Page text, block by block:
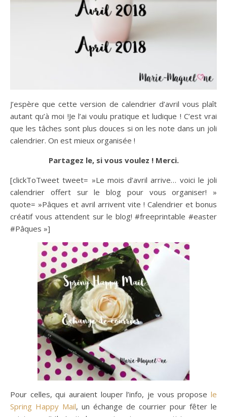
J’espère que cette version de calendrier d’avril vous plaît
autant qu’à moi !Je l’ai voulu pratique et ludique ! C’est vrai
que les tâches sont plus douces si on les note dans un joli
calendrier. On est mieux organisée !
Partagez le, si vous voulez ! Merci.
[clickToTweet tweet= »Le mois d’avril arrive… voici le joli
calendrier offert sur le blog pour vous organiser! »
quote= »Pâques et avril arrivent vite ! Calendrier et bonus
créatif vous attendent sur le blog! #freeprintable #easter
#Pâques »]
Pour celles, qui auraient louper l’info, je vous propose le
Spring Happy Mail, un échange de courrier pour fêter le